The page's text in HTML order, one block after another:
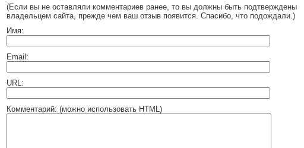
(Если вы не оставляли комментариев ранее, то вы должны быть подтверждены
владельцем сайта, прежде чем ваш отзыв появится. Спасибо, что подождали.)
Имя:
Email:
URL:
Комментарий: (можно использовать HTML)